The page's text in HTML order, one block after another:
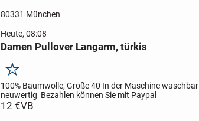
80331 München
Heute, 08:08
Damen Pullover Langarm, türkis
Merken
100% Baumwolle, Größe 40 In der Maschine waschbar
neuwertig Bezahlen können Sie mit Paypal
12 €VB